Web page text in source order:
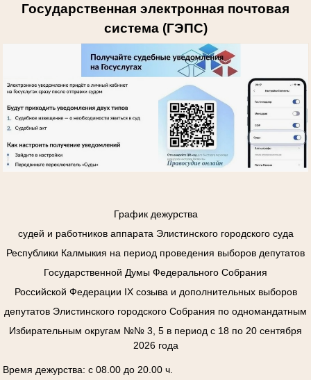
Государственная электронная почтовая
система (ГЭПС)
График дежурства
судей и работников аппарата Элистинского городского суда
Республики Калмыкия на период проведения выборов депутатов
Государственной Думы Федерального Собрания
Российской Федерации IХ созыва и дополнительных выборов
депутатов Элистинского городского Собрания по одномандатным
Избирательным округам №№ 3, 5 в период с 18 по 20 сентября
2026 года
Время дежурства: с 08.00 до 20.00 ч.